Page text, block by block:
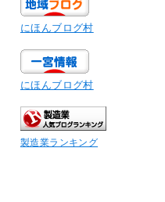
にほんブログ村
にほんブログ村
製造業ランキング